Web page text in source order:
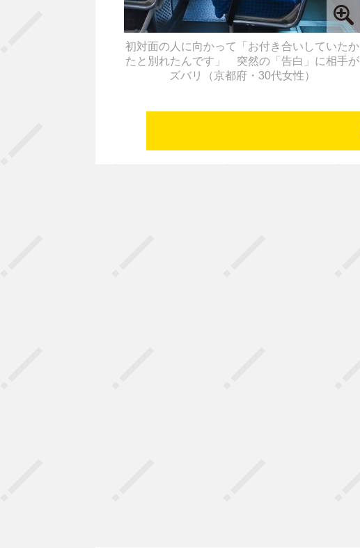
初対面の人に向かって「お付き合いしていたか
たと別れたんです」 突然の「告白」に相手が
ズバリ（京都府・30代女性）